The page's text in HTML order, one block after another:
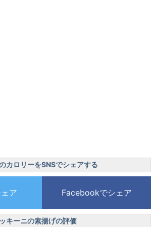
カロリーをSNSでシェアする
キーニの素揚げの評価